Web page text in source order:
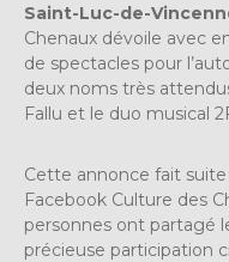
Saint-Luc-de-
Chenaux dévoile avec
de spectacles pour
deux noms très
Fallu et le duo musical
Cette annonce fait
Facebook Culture des
personnes ont partagé
précieuse participation